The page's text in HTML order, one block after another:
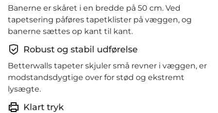
Banerne er skåret i en bredde på 50 cm. Ved
tapetsering påføres tapetklister på væggen, og
banerne sættes op kant til kant.
Robust og stabil udførelse
Betterwalls tapeter skjuler små revner i væggen, er
modstandsdygtige over for stød og ekstremt
lysægte.
Klart tryk